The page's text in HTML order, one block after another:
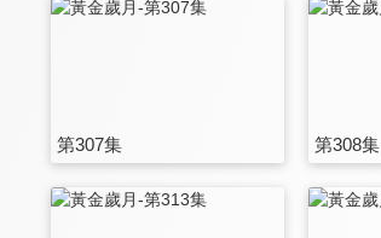
第307集 第308集